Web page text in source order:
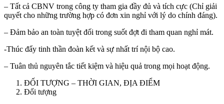
– Tất cả CBNV trong công ty tham gia đầy đủ và tích cực (Chỉ giải
quyết cho những trường hợp có đơn xin nghỉ với lý do chính đáng).
– Đảm bảo an toàn tuyệt đối trong suốt đợt đi tham quan nghỉ mát.
-Thúc đẩy tinh thần đoàn kết và sự nhất trí nội bộ cao.
– Tuân thủ nguyên tắc tiết kiệm và hiệu quả trong mọi hoạt động.
ĐỐI TƯỢNG – THỜI GIAN, ĐỊA ĐIỂM
Đối tượng